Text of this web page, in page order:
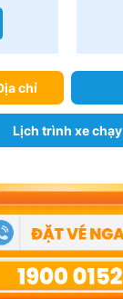
chỉ
Lịch trình xe chạy